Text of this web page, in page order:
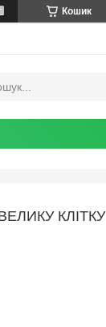
Кошик
КЛІТКУ